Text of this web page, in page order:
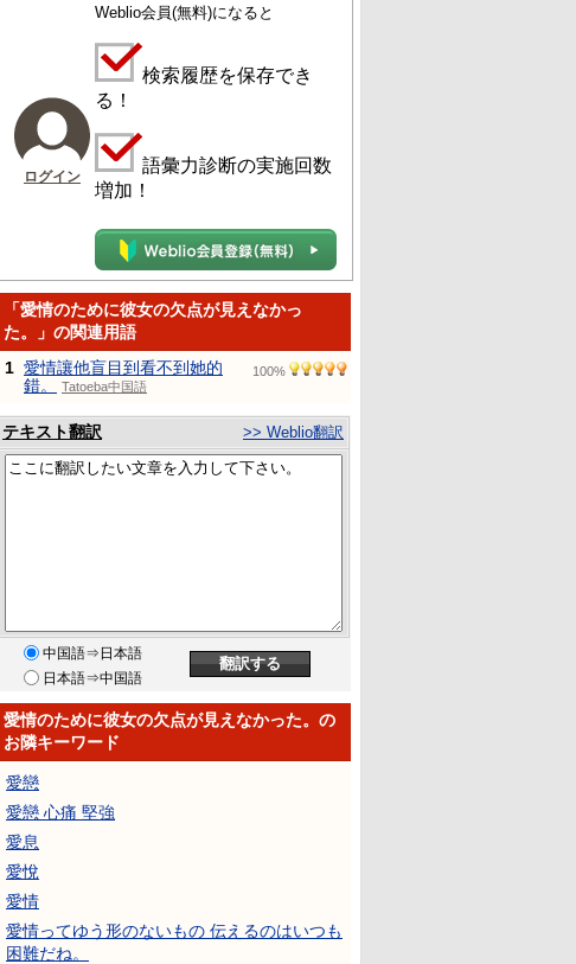
ログイン
Weblio会員(無料)になると
検索履歴を保存でき
る！
語彙力診断の実施回数
増加！
「愛情のために彼女の欠点が見えなかっ
た。」の関連用語
1 愛情讓他盲目到看不到她的
錯。
Tatoeba中国語
100%
テキスト翻訳 >> Weblio翻訳
中国語⇒日本語
日本語⇒中国語
愛情のために彼女の欠点が見えなかった。の
お隣キーワード
愛戀
愛戀 心痛 堅強
愛息
愛悅
愛情
愛情ってゆう形のないもの 伝えるのはいつも
困難だね。